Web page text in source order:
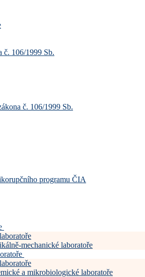
č. 106/1999 Sb.
č. 106/1999 Sb.
programu ČIA
mechanické laboratoře
a mikrobiologické laboratoře